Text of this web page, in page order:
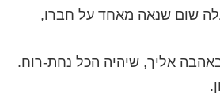
שום שנאה מאחד על חברו,
אליך, שיהיה הכל נחת-רוח.